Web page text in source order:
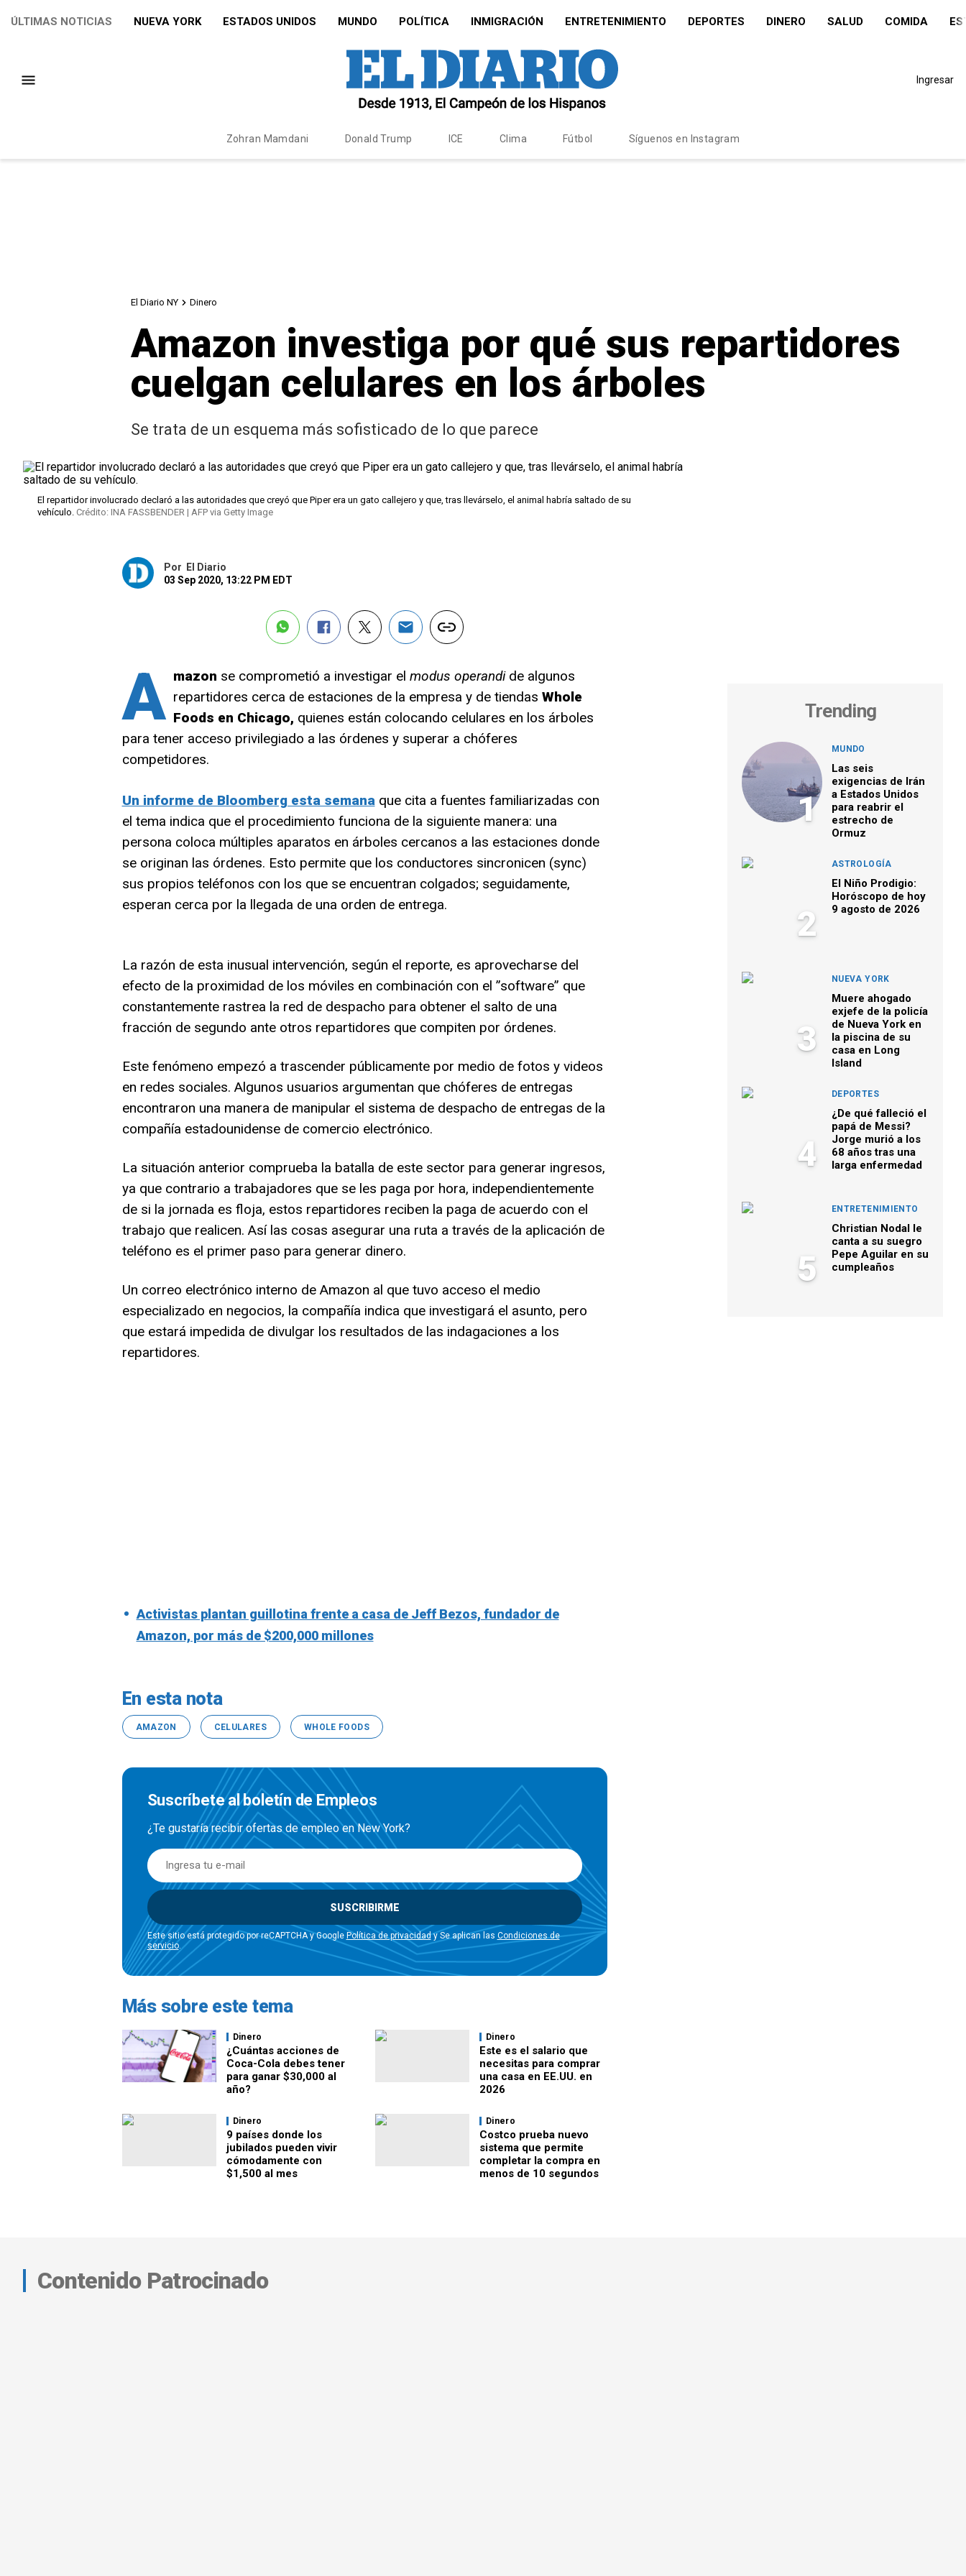
ÚLTIMAS NOTICIAS NUEVA YORK ESTADOS UNIDOS MUNDO POLÍTICA INMIGRACIÓN ENTRETENIMIENTO DEPORTES DINERO SALUD COMIDA
Ingresar
Zohran Mamdani Donald Trump ICE Clima Fútbol Síguenos en Instagram
El Diario NY Dinero
Amazon investiga por qué sus repartidores
cuelgan celulares en los árboles
Se trata de un esquema más sofisticado de lo que parece
El repartidor involucrado declaró a las autoridades que creyó que Piper era un gato callejero y que, tras llevárselo, el animal habría saltado de su
vehículo. Crédito: INA FASSBENDER | AFP via Getty Image
Por
El Diario
03 Sep 2020, 13:22 PM EDT
A mazon se comprometió a investigar el modus operandide algunos
repartidores cerca de estaciones de la empresa y de tiendas Whole
Foods en Chicago, quienes están colocando celulares en los árboles
para tener acceso privilegiado a las órdenes y superar a chóferes
competidores.
Un informe de Bloomberg esta semanaque cita a fuentes familiarizadas con
el tema indica que el procedimiento funciona de la siguiente manera: una
persona coloca múltiples aparatos en árboles cercanos a las estaciones donde
se originan las órdenes. Esto permite que los conductores sincronicen (sync)
sus propios teléfonos con los que se encuentran colgados; seguidamente,
esperan cerca por la llegada de una orden de entrega.
La razón de esta inusual intervención, según el reporte, es aprovecharse del
efecto de la proximidad de los móviles en combinación con el ”software” que
constantemente rastrea la red de despacho para obtener el salto de una
fracción de segundo ante otros repartidores que compiten por órdenes.
Este fenómeno empezó a trascender públicamente por medio de fotos y videos
en redes sociales. Algunos usuarios argumentan que chóferes de entregas
encontraron una manera de manipular el sistema de despacho de entregas de la
compañía estadounidense de comercio electrónico.
La situación anterior comprueba la batalla de este sector para generar ingresos,
ya que contrario a trabajadores que se les paga por hora, independientemente
de si la jornada es floja, estos repartidores reciben la paga de acuerdo con el
trabajo que realicen. Así las cosas asegurar una ruta a través de la aplicación de
teléfono es el primer paso para generar dinero.
Un correo electrónico interno de Amazon al que tuvo acceso el medio
especializado en negocios, la compañía indica que investigará el asunto, pero
que estará impedida de divulgar los resultados de las indagaciones a los
repartidores.
Activistas plantan guillotina frente a casa de Jeff Bezos, fundador de
Amazon, por más de $200,000 millones
En esta nota
AMAZON CELULARES WHOLE FOODS
Suscríbete al boletín de Empleos
¿Te gustaría recibir ofertas de empleo en New York?
SUSCRIBIRME
Este sitio está protegido por reCAPTCHA y Google Política de privacidady Se aplican las Condiciones de
servicio.
Más sobre este tema
Dinero
¿Cuántas acciones de
Coca-Cola debes tener
para ganar $30,000 al
año?
Dinero
Este es el salario que
necesitas para comprar
una casa en EE.UU. en
2026
Dinero
9 países donde los
jubilados pueden vivir
cómodamente con
$1,500 al mes
Dinero
Costco prueba nuevo
sistema que permite
completar la compra en
menos de 10 segundos
Trending
1
MUNDO
Las seis
exigencias de Irán
a Estados Unidos
para reabrir el
estrecho de
Ormuz
2
ASTROLOGÍA
El Niño Prodigio:
Horóscopo de hoy
9 agosto de 2026
3
NUEVA YORK
Muere ahogado
exjefe de la policía
de Nueva York en
la piscina de su
casa en Long
Island
4
DEPORTES
¿De qué falleció el
papá de Messi?
Jorge murió a los
68 años tras una
larga enfermedad
5
ENTRETENIMIENTO
Christian Nodal le
canta a su suegro
Pepe Aguilar en su
cumpleaños
Contenido Patrocinado